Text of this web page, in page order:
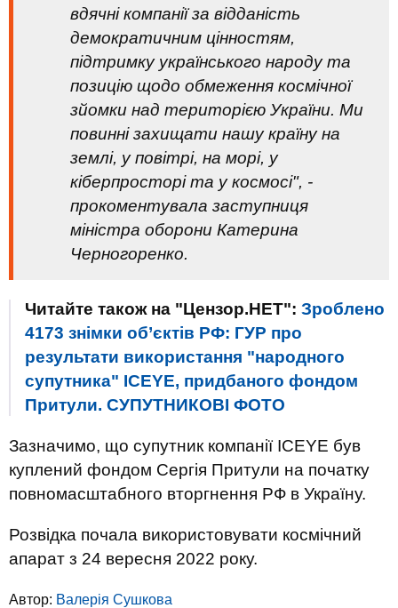
вдячні компанії за відданість
демократичним цінностям,
підтримку українського народу та
позицію щодо обмеження космічної
зйомки над територією України. Ми
повинні захищати нашу країну на
землі, у повітрі, на морі, у
кіберпросторі та у космосі", -
прокоментувала заступниця
міністра оборони Катерина
Черногоренко.
Читайте також на "Цензор.НЕТ": Зроблено
4173 знімки об’єктів РФ: ГУР про
результати використання "народного
супутника" ICEYE, придбаного фондом
Притули. СУПУТНИКОВІ ФОТО
Зазначимо, що супутник компанії ICEYE був
куплений фондом Сергія Притули на початку
повномасштабного вторгнення РФ в Україну.
Розвідка почала використовувати космічний
апарат з 24 вересня 2022 року.
Автор: Валерiя Сушкова